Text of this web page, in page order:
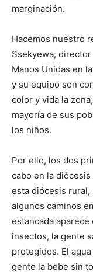
marginación.
Hacemos nuestro
Ssekyewa,
Manos Unidas en
y su equipo son
color y vida la
mayoría de sus
los niños.
Por ello, los dos
cabo en la
esta diócesis
algunos caminos
estancada
insectos, la gente
protegidos. El
gente la bebe sin